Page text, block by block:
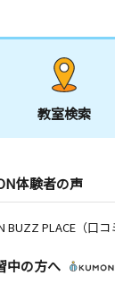
教室検索
体験者の声
BUZZ PLACE（口コ
中の方へ